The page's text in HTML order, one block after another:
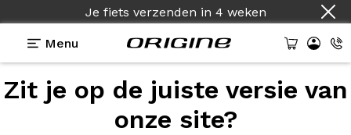
Je fiets verzenden in 4 weken
Menu
Zit je op de juiste versie van
onze site?
Presentatie Modellen Technologie